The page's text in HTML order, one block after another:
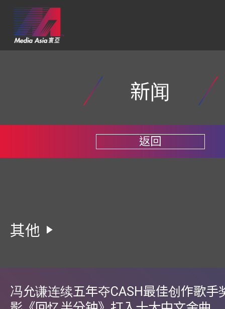
新闻
返回
其他
冯允谦连续五年夺CASH最佳创作歌手